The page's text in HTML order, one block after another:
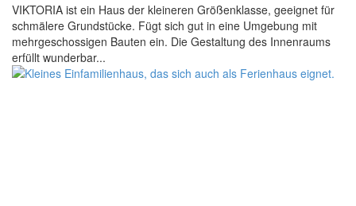
VIKTORIA ist ein Haus der kleineren Größenklasse, geeignet für
schmälere Grundstücke. Fügt sich gut in eine Umgebung mit
mehrgeschossigen Bauten ein. Die Gestaltung des Innenraums
erfüllt wunderbar...